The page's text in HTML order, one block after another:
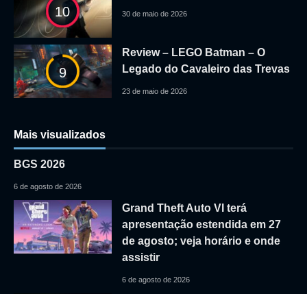
10 30 de maio de 2026
9
Review – LEGO Batman – O
Legado do Cavaleiro das Trevas
23 de maio de 2026
Mais visualizados
BGS 2026
6 de agosto de 2026
Grand Theft Auto VI terá
apresentação estendida em 27
de agosto; veja horário e onde
assistir
6 de agosto de 2026